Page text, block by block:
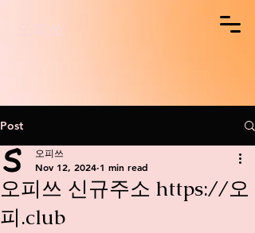
오피쓰
Post
오피쓰 신규주소 https://오
피.club
오피쓰
Nov 12, 2024 1 min read